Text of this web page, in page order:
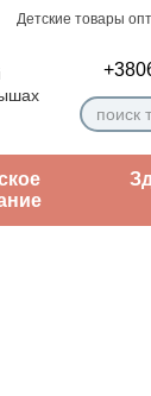
Детские товары